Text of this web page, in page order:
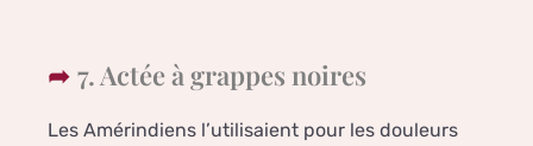
7. Actée à grappes noires
Les Amérindiens l’utilisaient pour les douleurs